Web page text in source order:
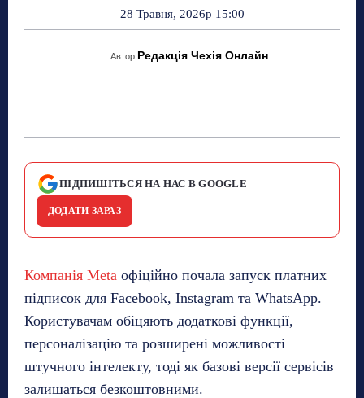
28 Травня, 2026р 15:00
Автор Редакція Чехія Онлайн
ПІДПИШІТЬСЯ НА НАС В GOOGLE
ДОДАТИ ЗАРАЗ
Компанія Meta офіційно почала запуск платних
підписок для Facebook, Instagram та WhatsApp.
Користувачам обіцяють додаткові функції,
персоналізацію та розширені можливості
штучного інтелекту, тоді як базові версії сервісів
залишаться безкоштовними.